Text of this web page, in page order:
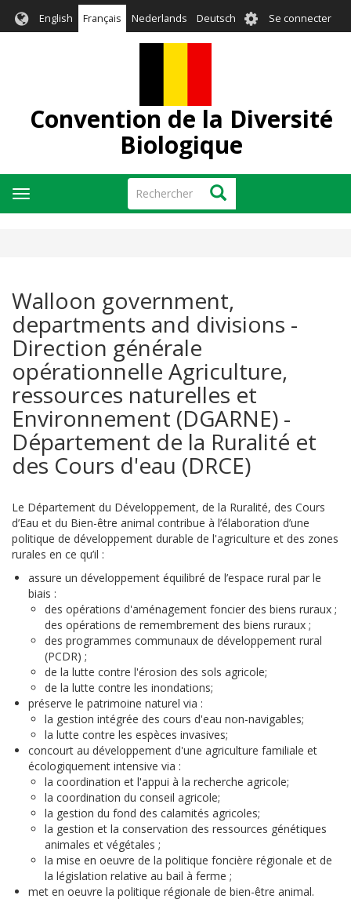
English Français Nederlands Deutsch User
account
Se connecter
Convention de la Diversité
Biologique
Rechercher Rechercher
Toggle
navigation
Walloon government,
departments and divisions -
Direction générale
opérationnelle Agriculture,
ressources naturelles et
Environnement (DGARNE) -
Département de la Ruralité et
des Cours d'eau (DRCE)
Le Département du Développement, de la Ruralité, des Cours
d’Eau et du Bien-être animal contribue à l’élaboration d’une
politique de développement durable de l'agriculture et des zones
rurales en ce qu’il :
assure un développement équilibré de l’espace rural par le
biais :
des opérations d'aménagement foncier des biens ruraux ;
des opérations de remembrement des biens ruraux ;
des programmes communaux de développement rural
(PCDR) ;
de la lutte contre l'érosion des sols agricole;
de la lutte contre les inondations;
préserve le patrimoine naturel via :
la gestion intégrée des cours d'eau non-navigables;
la lutte contre les espèces invasives;
concourt au développement d'une agriculture familiale et
écologiquement intensive via :
la coordination et l'appui à la recherche agricole;
la coordination du conseil agricole;
la gestion du fond des calamités agricoles;
la gestion et la conservation des ressources génétiques
animales et végétales ;
la mise en oeuvre de la politique foncière régionale et de
la législation relative au bail à ferme ;
met en oeuvre la politique régionale de bien-être animal.